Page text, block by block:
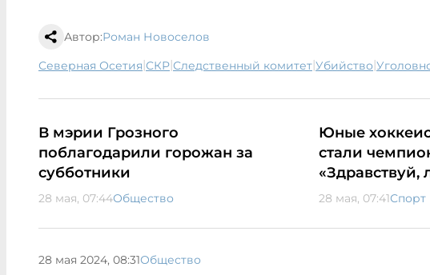
Автор:Роман Новоселов
Северная Осетия| СКР| следственный комитет| убийство|
В мэрии Грозного
поблагодарили горожан за
субботники
28 мая, 07:44Общество
Юные
стали
«Здравствуй,
28 мая, 07:41Спорт
28 мая 2024, 08:31Общество